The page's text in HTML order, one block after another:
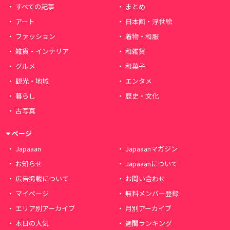
すべての記事
まとめ
アート
日本画・浮世絵
ファッション
着物・和服
雑貨・インテリア
和雑貨
グルメ
和菓子
観光・地域
エンタメ
暮らし
歴史・文化
古写真
ページ
Japaaan
Japaaanマガジン
お知らせ
Japaaanについて
広告掲載について
お問い合わせ
マイページ
無料メンバー登録
エリア別アーカイブ
月別アーカイブ
本日の人気
週間ランキング